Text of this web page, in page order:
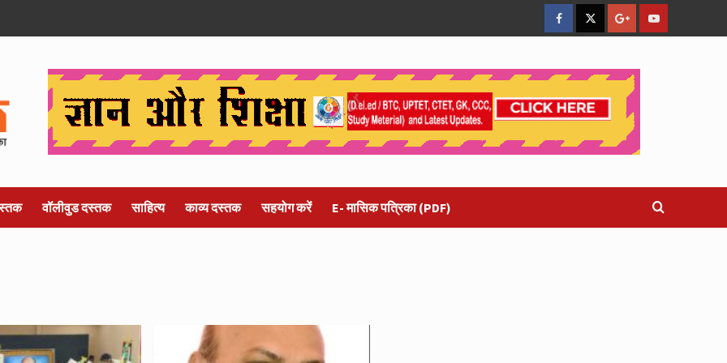
facebookTwitterGoogleYouTube
वॉलीवुड दस्तक साहित्य काव्य दस्तक सहयोग करें E- मासिक पत्रिका (PDF)